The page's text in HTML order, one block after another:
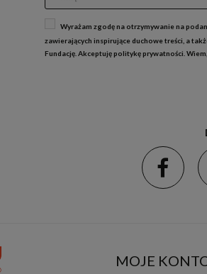
Wyrażam zgodę na otrzymywanie na
zawierających inspirujące duchowe treści, a
Fundację. Akceptujępolitykę prywatności.
MOJE